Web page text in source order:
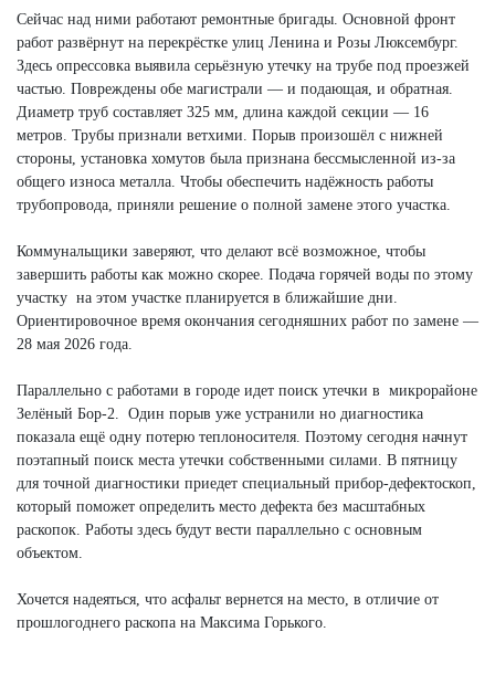
Сейчас над ними работают ремонтные бригады. Основной фронт
работ развёрнут на перекрёстке улиц Ленина и Розы Люксембург.
Здесь опрессовка выявила серьёзную утечку на трубе под проезжей
частью. Повреждены обе магистрали — и подающая, и обратная.
Диаметр труб составляет 325 мм, длина каждой секции — 16
метров. Трубы признали ветхими. Порыв произошёл с нижней
стороны, установка хомутов была признана бессмысленной из-за
общего износа металла. Чтобы обеспечить надёжность работы
трубопровода, приняли решение о полной замене этого участка.
Коммунальщики заверяют, что делают всё возможное, чтобы
завершить работы как можно скорее. Подача горячей воды по этому
участку на этом участке планируется в ближайшие дни.
Ориентировочное время окончания сегодняшних работ по замене —
28 мая 2026 года.
Параллельно с работами в городе идет поиск утечки в микрорайоне
Зелёный Бор-2. Один порыв уже устранили но диагностика
показала ещё одну потерю теплоносителя. Поэтому сегодня начнут
поэтапный поиск места утечки собственными силами. В пятницу
для точной диагностики приедет специальный прибор-дефектоскоп,
который поможет определить место дефекта без масштабных
раскопок. Работы здесь будут вести параллельно с основным
объектом.
Хочется надеяться, что асфальт вернется на место, в отличие от
прошлогоднего раскопа на Максима Горького.